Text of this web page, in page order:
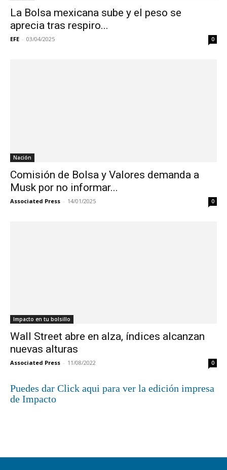
La Bolsa mexicana sube y el peso se
aprecia tras respiro...
EFE - 03/04/2025 0
Nación
Comisión de Bolsa y Valores demanda a
Musk por no informar...
Associated Press - 14/01/2025 0
Impacto en tu bolsillo
Wall Street abre en alza, índices alcanzan
nuevas alturas
Associated Press - 11/08/2022 0
Puedes dar Click aqui para ver la edición impresa
de Impacto